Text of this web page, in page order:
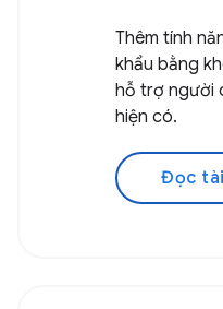
Thêm tính
khẩu bằng
hỗ trợ người
hiện có.
Đọc